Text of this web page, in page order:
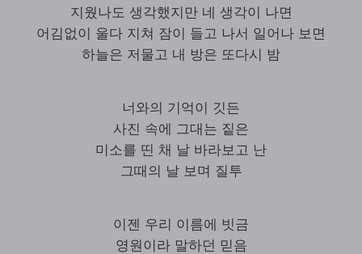
지웠나도 생각했지만 네 생각이 나면
어김없이 울다 지쳐 잠이 들고 나서 일어나 보면
하늘은 저물고 내 방은 또다시 밤
너와의 기억이 깃든
사진 속에 그대는 짙은
미소를 띤 채 날 바라보고 난
그때의 날 보며 질투
이젠 우리 이름에 빗금
영원이라 말하던 믿음